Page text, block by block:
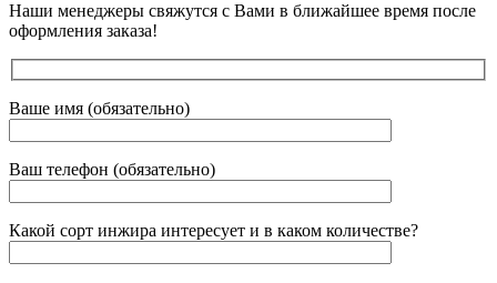
Наши менеджеры свяжутся с Вами в ближайшее время после
оформления заказа!
Ваше имя (обязательно)
Ваш телефон (обязательно)
Какой сорт инжира интересует и в каком количестве?